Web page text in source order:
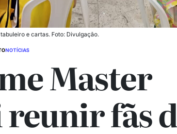
e cartas. Foto: Divulgação.
NOTÍCIAS
Master
reunir fãs